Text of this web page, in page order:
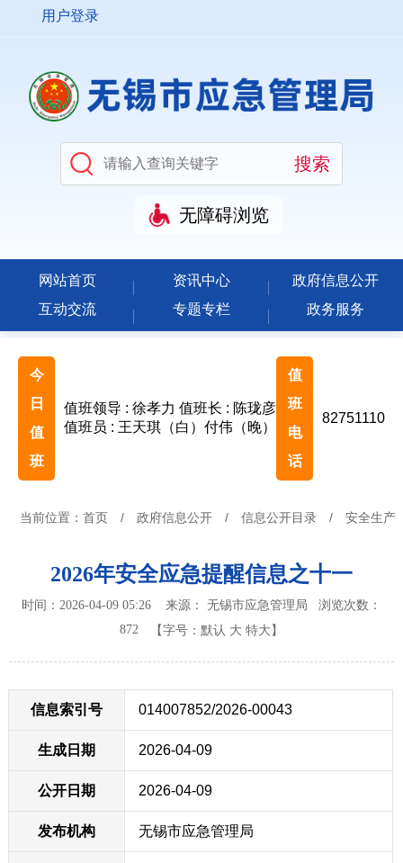
用户登录
无障碍浏览
网站首页 资讯中心
政府信息公开
互动交流
专题专栏 政务服务
今
日
值
班
值班领导 : 徐孝力 值班长 : 陈珑彦
值班员 : 王天琪（白）付伟（晚）
值
班
电
话
82751110
当前位置： 首页 / 政府信息公开 / 信息公开目录 / 安全生产
2026年安全应急提醒信息之十一
时间：2026-04-09 05:26 来源： 无锡市应急管理局 浏览次数：
872
【字号：默认 大 特大 】
信息索引号 014007852/2026-00043
生成日期 2026-04-09
公开日期 2026-04-09
发布机构 无锡市应急管理局